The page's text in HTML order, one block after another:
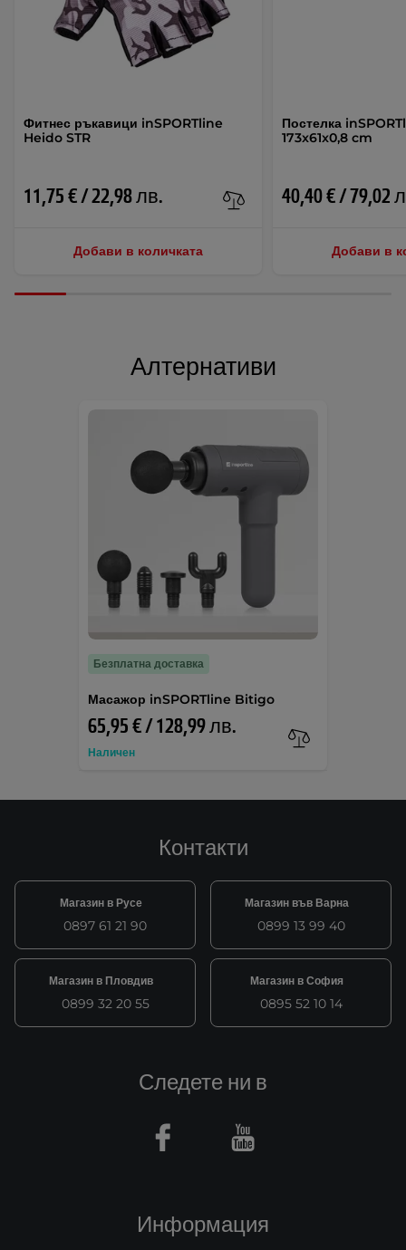
Фитнес ръкавици inSPORTline
Heido STR
11,75 € / 22,98 лв.
Добави в количката
Постелка
173x61x0,8 cm
40,40 € / 79,02
Добави в
Алтернативи
Масажор inSPORTline Bitigo
65,95 € / 128,99 лв.
Наличен
Безплатна доставка
Контакти
Магазин в Русе
0897 61 21 90
Магазин във Варна
0899 13 99 40
Магазин в Пловдив
0899 32 20 55
Магазин в София
0895 52 10 14
Информация
Следете ни в
Facebook Youtube